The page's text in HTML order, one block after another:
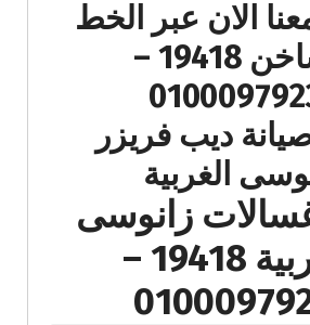
الان عبر الخط
الساخن 19418 –
ديب فريزر
الغربية
زانوسى
بالغربية 19418 –